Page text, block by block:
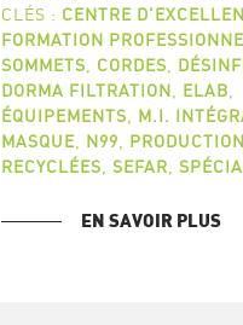
CLÉS : CENTRE
FORMATION
SOMMETS
CORDES
DORMA FILTRATION
ELAB
ÉQUIPEMENTS
M.I.
MASQUE, N99 PRODUCTION
RECYCLÉES SEFAR
EN SAVOIR PLUS